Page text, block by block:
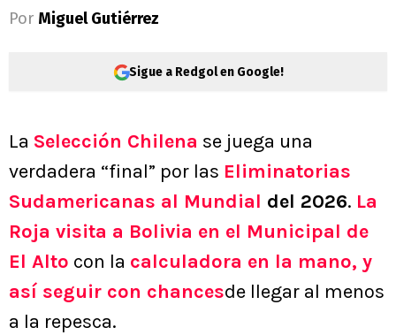
Por Miguel Gutiérrez
Sigue a Redgol en Google!
La Selección Chilena se juega una
verdadera “final” por las Eliminatorias
Sudamericanas al Mundial del 2026. La
Roja visita a Bolivia en el Municipal de
El Alto con la calculadora en la mano, y
así seguir con chancesde llegar al menos
a la repesca.